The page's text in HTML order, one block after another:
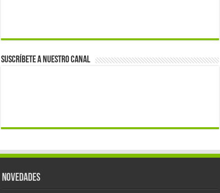
Suscríbete a nuestro canal
Novedades